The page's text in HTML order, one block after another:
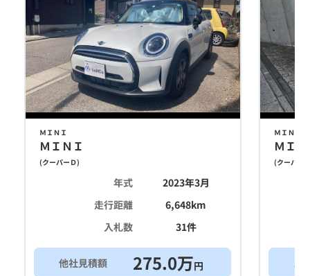
ＭＩＮＩ
ＭＩＮＩ
(クーパーＤ)
年式
2023年3月
走行距離
6,648km
入札数
31件
他社見積額 275.0万円
ＭＩＮＩ
ＭＩ
(クーパー
ス